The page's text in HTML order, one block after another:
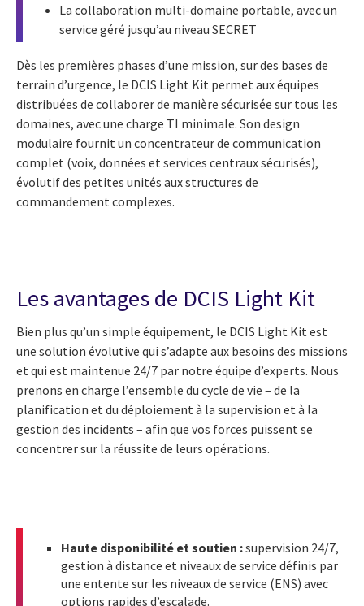
La collaboration multi-domaine portable, avec un
service géré jusqu’au niveau SECRET
Dès les premières phases d’une mission, sur des bases de
terrain d’urgence, le DCIS Light Kit permet aux équipes
distribuées de collaborer de manière sécurisée sur tous les
domaines, avec une charge TI minimale. Son design
modulaire fournit un concentrateur de communication
complet (voix, données et services centraux sécurisés),
évolutif des petites unités aux structures de
commandement complexes.
Les avantages de DCIS Light Kit
Bien plus qu’un simple équipement, le DCIS Light Kit est
une solution évolutive qui s’adapte aux besoins des missions
et qui est maintenue 24/7 par notre équipe d’experts. Nous
prenons en charge l’ensemble du cycle de vie – de la
planification et du déploiement à la supervision et à la
gestion des incidents – afin que vos forces puissent se
concentrer sur la réussite de leurs opérations.
Haute disponibilité et soutien :supervision 24/7,
gestion à distance et niveaux de service définis par
une entente sur les niveaux de service (ENS) avec
options rapides d’escalade.